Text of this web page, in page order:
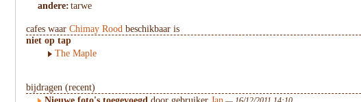
andere: tarwe
cafes waar Chimay Rood beschikbaar is
niet op tap
The Maple
bijdragen (recent)